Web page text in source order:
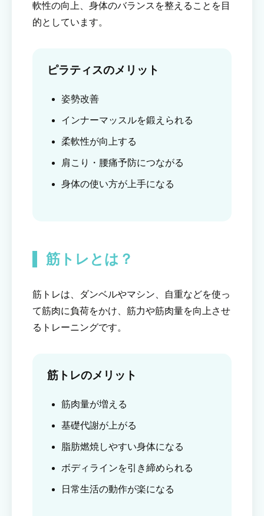
軟性の向上、身体のバランスを整えることを目
的としています。
ピラティスのメリット
姿勢改善
インナーマッスルを鍛えられる
柔軟性が向上する
肩こり・腰痛予防につながる
身体の使い方が上手になる
筋トレとは？
筋トレは、ダンベルやマシン、自重などを使っ
て筋肉に負荷をかけ、筋力や筋肉量を向上させ
るトレーニングです。
筋トレのメリット
筋肉量が増える
基礎代謝が上がる
脂肪燃焼しやすい身体になる
ボディラインを引き締められる
日常生活の動作が楽になる